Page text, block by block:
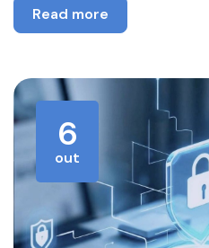
Read more
6
out